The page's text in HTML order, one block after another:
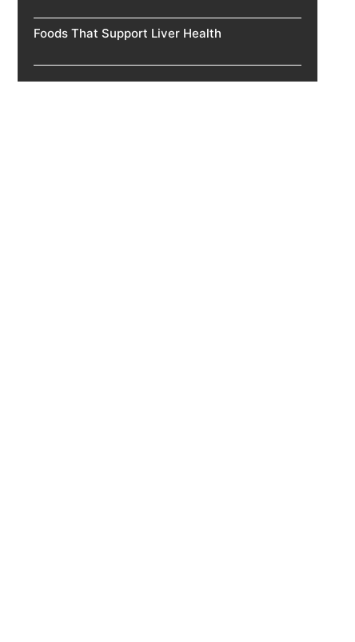
Foods That Support Liver Health